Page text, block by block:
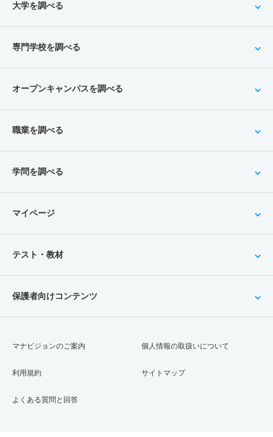
大学を調べる
専門学校を調べる
オープンキャンパスを調べる
職業を調べる
学問を調べる
マイページ
テスト・教材
保護者向けコンテンツ
マナビジョンのご案内
利用規約
よくある質問と回答
個人情報の取扱いについて
サイトマップ